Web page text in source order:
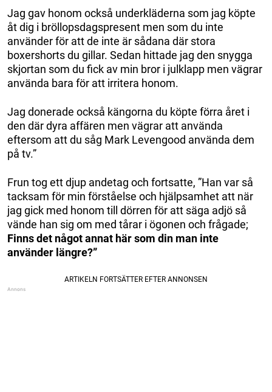
Jag gav honom också underkläderna som jag köpte
åt dig i bröllopsdagspresent men som du inte
använder för att de inte är sådana där stora
boxershorts du gillar. Sedan hittade jag den snygga
skjortan som du fick av min bror i julklapp men vägrar
använda bara för att irritera honom.
Jag donerade också kängorna du köpte förra året i
den där dyra affären men vägrar att använda
eftersom att du såg Mark Levengood använda dem
på tv.”
Frun tog ett djup andetag och fortsatte, ”Han var så
tacksam för min förståelse och hjälpsamhet att när
jag gick med honom till dörren för att säga adjö så
vände han sig om med tårar i ögonen och frågade;
Finns det något annat här som din man inte
använder längre?”